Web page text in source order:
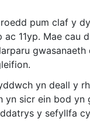
pum claf y
ac 11yp. Mae cau
gwasanaeth
yn deall y
yn sicr ein bod yn
y sefyllfa